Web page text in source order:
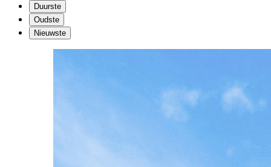
Duurste
Oudste
Nieuwste